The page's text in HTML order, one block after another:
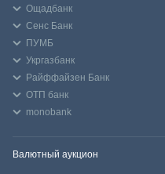
Ощадбанк
Сенс Банк
ПУМБ
Укргазбанк
Райффайзен Банк
ОТП банк
monobank
Валютный аукцион